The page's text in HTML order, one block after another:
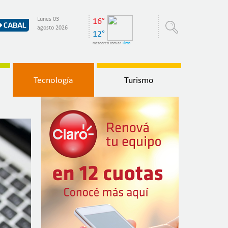
Lunes 03
agosto 2026
16°
12°
meteored.com.ar +info
Tecnología Turismo